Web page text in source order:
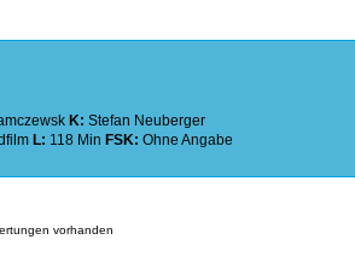
K: Stefan Neuberger
L: 118 Min FSK: Ohne Angabe
vorhanden